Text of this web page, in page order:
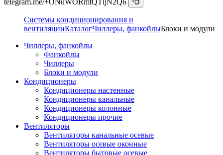
Системы кондиционирования и
вентиляцииКаталогЧиллеры, фанкойлыБлоки и модули
Чиллеры, фанкойлы
Фанкойлы
Чиллеры
Блоки и модули
Кондиционеры
Кондиционеры настенные
Кондиционеры канальные
Кондиционеры колонные
Кондиционеры прочие
Вентиляторы
Вентиляторы канальные осевые
Вентиляторы осевые оконные
Вентиляторы бытовые осевые